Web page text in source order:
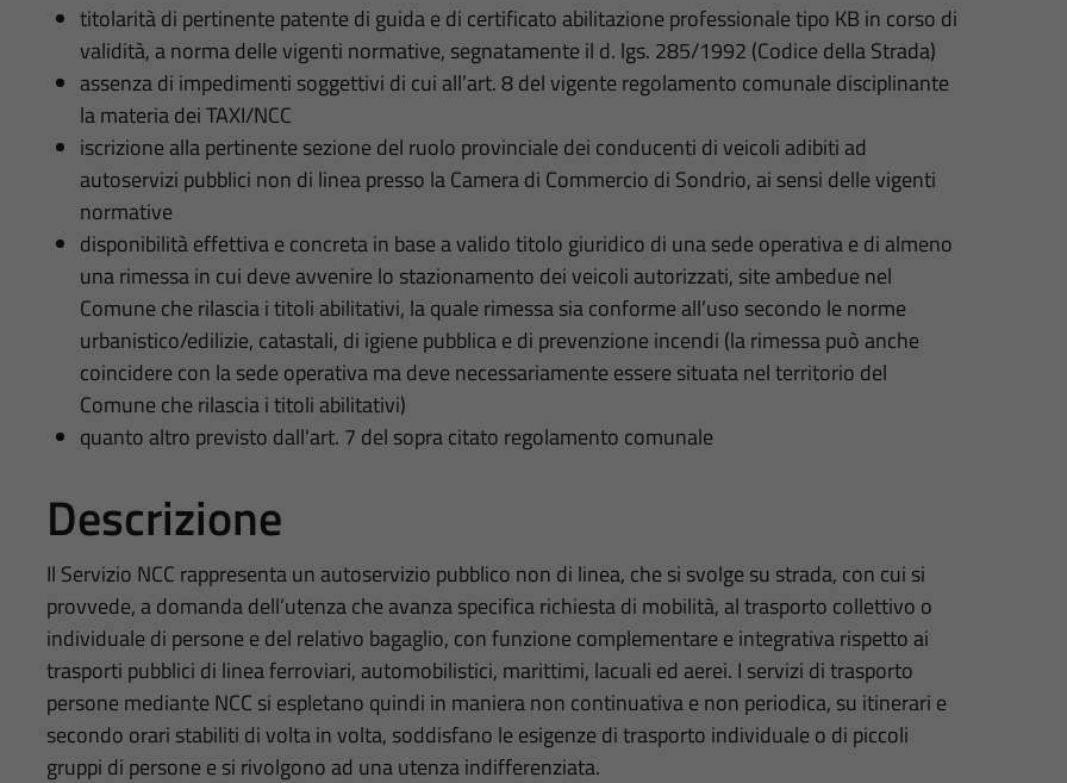
titolarità di pertinente patente di guida e di certificato abilitazione professionale tipo KB in corso di
validità, a norma delle vigenti normative, segnatamente il d. lgs. 285/1992 (Codice della Strada)
assenza di impedimenti soggettivi di cui all’art. 8 del vigente regolamento comunale disciplinante
la materia dei TAXI/NCC
iscrizione alla pertinente sezione del ruolo provinciale dei conducenti di veicoli adibiti ad
autoservizi pubblici non di linea presso la Camera di Commercio di Sondrio, ai sensi delle vigenti
normative
disponibilità effettiva e concreta in base a valido titolo giuridico di una sede operativa e di almeno
una rimessa in cui deve avvenire lo stazionamento dei veicoli autorizzati, site ambedue nel
Comune che rilascia i titoli abilitativi, la quale rimessa sia conforme all’uso secondo le norme
urbanistico/edilizie, catastali, di igiene pubblica e di prevenzione incendi (la rimessa può anche
coincidere con la sede operativa ma deve necessariamente essere situata nel territorio del
Comune che rilascia i titoli abilitativi)
quanto altro previsto dall'art. 7 del sopra citato regolamento comunale
Descrizione
Il Servizio NCC rappresenta un autoservizio pubblico non di linea, che si svolge su strada, con cui si
provvede, a domanda dell’utenza che avanza specifica richiesta di mobilità, al trasporto collettivo o
individuale di persone e del relativo bagaglio, con funzione complementare e integrativa rispetto ai
trasporti pubblici di linea ferroviari, automobilistici, marittimi, lacuali ed aerei. I servizi di trasporto
persone mediante NCC si espletano quindi in maniera non continuativa e non periodica, su itinerari e
secondo orari stabiliti di volta in volta, soddisfano le esigenze di trasporto individuale o di piccoli
gruppi di persone e si rivolgono ad una utenza indifferenziata.